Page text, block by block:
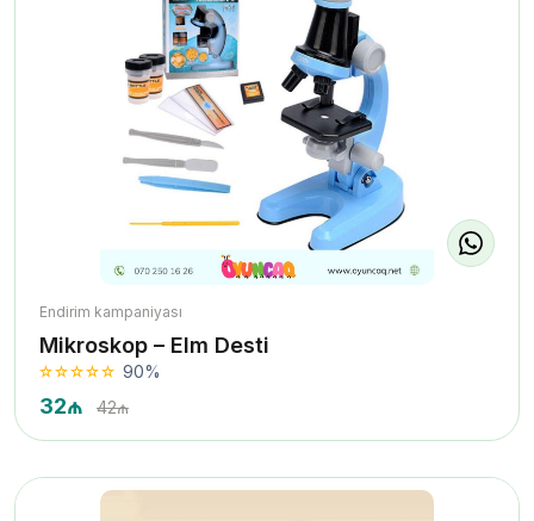
Endirim kampaniyası
Mikroskop – Elm Desti
90%
32₼ 42₼